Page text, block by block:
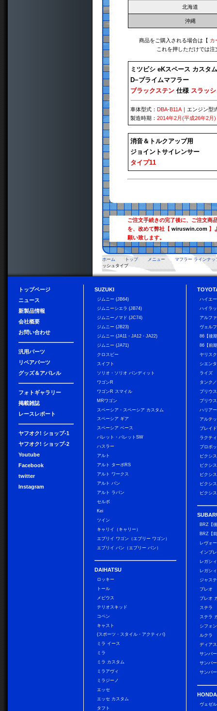
北海道
沖縄
商品をご購入される場合は【 カ
これを押しただけでは
ミツビシ eKスペース カスタ
D−プライムマフラー
ブラックステン 仕様 スラッ
車体型式：DBA-B11A ｜エンジン型
製造時期：2014年2月(平成26年2月)
消音＆トルクアップ用
ジョイントサイレンサー
タイプ11
ご注文手続きの完了後に、ご注文商
を、改めて弊社【wiruswin.com 】
願い致します。
ホーム トップ メニュー
マフラー ラインナッ
ッシュタイプ
トップページ
ニュース
新製品情報
会社概要
お問い合わせ
汎用パーツ
リペアパーツ
グッズ＆アパレル
フォトギャラリー
掲載雑誌
レースレポート
ヤフオク! ショップ-1
ヤフオク! ショップ-2
Youtube
Facebook
twitter
Instagram
SUZUKI
ジムニー (JB64)
ジムニーシエラ (JB74)
ジムニーノマド (JC74)
ジムニー (JB23)
ジムニー (JA11・JA12・JA22)
ジムニー (JA71)
クロスビー
スイフト
ソリオ・ソリオ バンディット
ワゴンR
ワゴンR スマイル
MRワゴン
スペーシア・スペーシア カスタム
スペーシア ギア
スペーシア ベース
パレット・パレットSW
ハスラー
アルト
アルト ターボRS
アルト ワークス
アルト バン
アルト ラパン
セルボ
Kei
ツイン
キャリイ（キャリー）
エブリイ ワゴン（エブリー ワゴン）
エブリイ バン（エブリー バン）
DAIHATSU
ロッキー
トール
メビウス
テリオスキッド
コペン
キャスト
(スポーツ・スタイル・アクティバ)
ミラ イース
ミラ
ミラ カスタム
ミラアヴィ
ミラジーノ
エッセ
エッセ カスタム
タフト
ハイエ
ハイラ
アルフ
ヴェル
86【後
86【前
ヤリス
シエンタ
ライズ
タンク
プリウス
プリウ
ハリアー
アルテ
ブレイド
ラクテ
プロボ
ピクシ
ピクシ
ピクシ
ピクシ
ピクシ
BRZ【
BRZ【
レヴォ
インプ
レガシ
レガシ
ジャス
プレオ
プレオ
ステラ
ステラ
シフォ
ルクラ
ディア
サンバ
サンバ
サンバ
HONDA
ヴェゼル